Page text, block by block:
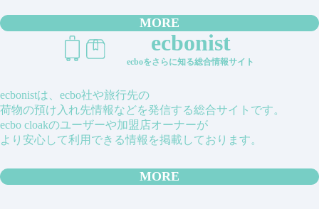
MORE
ecbonist
ecboをさらに知る総合情報サイト
ecbonistは、ecbo社や旅行先の
荷物の預け入れ先情報などを発信する総合サイトです。
ecbo cloakのユーザーや加盟店オーナーが
より安心して利用できる情報を掲載しております。
MORE